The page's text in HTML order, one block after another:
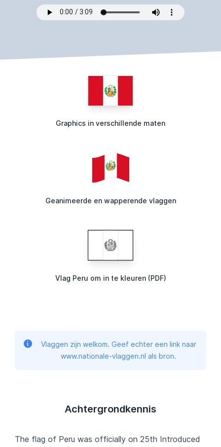
Graphics in verschillende maten
Geanimeerde en wapperende vlaggen
Vlag Peru om in te kleuren (PDF)
Vlaggen zijn welkom. Geef echter een link naar
www.nationale-vlaggen.nl als bron.
Achtergrondkennis
The flag of Peru was officially on 25th Introduced